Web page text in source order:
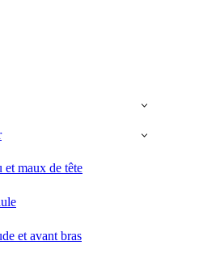
et maux de tête
et avant bras